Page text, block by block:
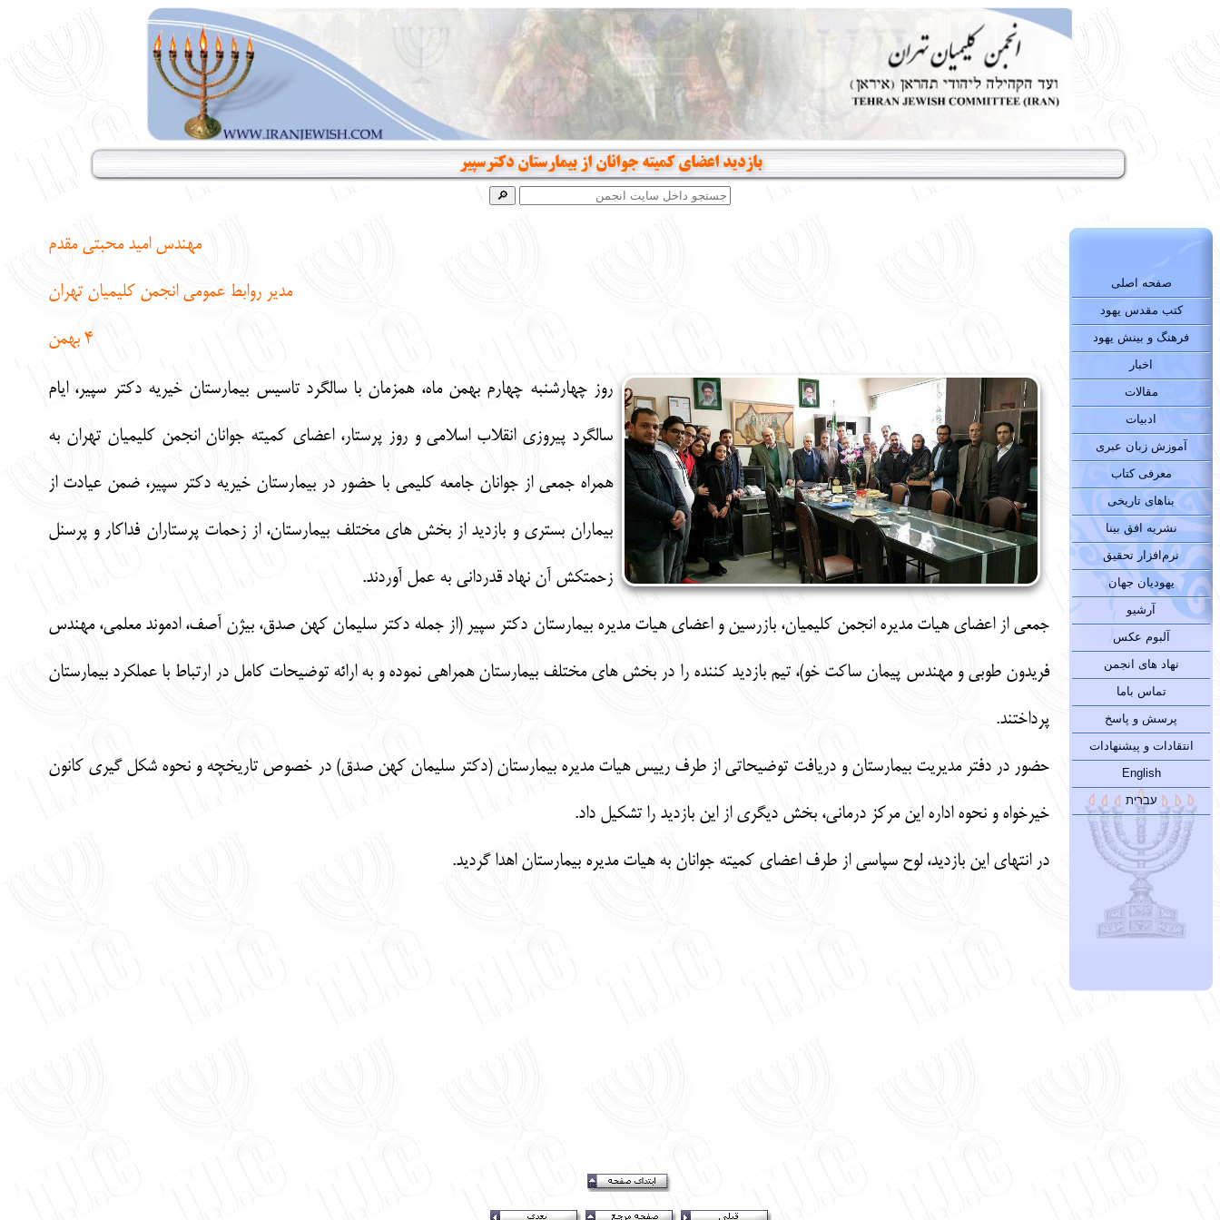
بازدید اعضای کمیته جوانان از بیمارستان دکترسپیر
صفحه اصلی
کتب مقدس یهود
فرهنگ و بینش یهود
اخبار
مقالات
ادبیات
آموزش زبان عبری
معرفی کتاب
بناهای تاریخی
نشریه افق بینا
نرم‌افزار تحقیق
یهودیان جهان
آرشیو
آلبوم عکس
نهاد های انجمن
تماس باما
پرسش و پاسخ
انتقادات و پیشنهادات
English
עברית
مهندس امید محبتی مقدم
مدیر روابط عمومی انجمن کلیمیان تهران
4 بهمن
روز چهارشنبه چهارم بهمن ماه، همزمان با سالگرد تاسیس بیمارستان خیریه دکتر سپیر، ایام
سالگرد پیروزی انقلاب اسلامی و روز پرستار، اعضای کمیته جوانان انجمن کلیمیان تهران به
همراه جمعی از جوانان جامعه کلیمی با حضور در بیمارستان خیریه دکتر سپیر، ضمن عیادت از
بیماران بستری و بازدید از بخش های مختلف بیمارستان، از زحمات پرستاران فداکار و پرسنل
زحمتکش آن نهاد قدردانی به عمل آوردند.
جمعی از اعضای هیات مدیره انجمن کلیمیان، بازرسین و اعضای هیات مدیره بیمارستان دکتر سپیر (از جمله دکتر سلیمان کهن صدق، بیژن آصف، ادموند معلمی، مهندس
فریدون طوبی و مهندس پیمان ساکت خو)، تیم بازدید کننده را در بخش های مختلف بیمارستان همراهی نموده و به ارائه توضیحات کامل در ارتباط با عملکرد بیمارستان
پرداختند.
حضور در دفتر مدیریت بیمارستان و دریافت توضیحاتی از طرف رییس هیات مدیره بیمارستان (دکتر سلیمان کهن صدق) در خصوص تاریخچه و نحوه شکل گیری کانون
خیرخواه و نحوه اداره این مرکز درمانی، بخش دیگری از این بازدید را تشکیل داد.
در انتهای این بازدید، لوح سپاسی از طرف اعضای کمیته جوانان به هیات مدیره بیمارستان اهدا گردید.